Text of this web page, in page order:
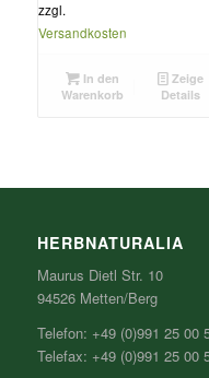
zzgl.
Versandkosten
In den
Warenkorb
Zeige
Details
HERBNATURALIA
Maurus Dietl Str. 10
94526 Metten/Berg
Telefon: +49 (0)991 25 00
Telefax: +49 (0)991 25 00